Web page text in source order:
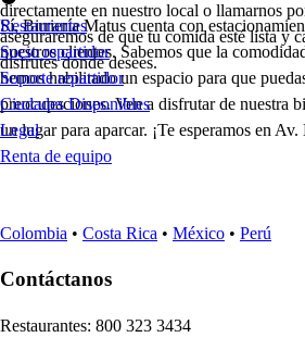
directamente en nuestro local o llamarnos
aseguraremos de que tu comida esté lista y
disfrutes donde desees.
Sí, Birriería Matus cuenta con
nuestros clientes. Sabemos que la
hemos habilitado un espacio para que
preocupaciones. Ven a disfrutar de nuestra
un lugar para aparcar. ¡Te esperamos en
Restaurantes
Socio repartidor
Soporte repartidor
Ciudades Disponibles
Legal
Renta de equipo
Colombia • Costa Rica • México • Perú
Contáctanos
Restaurantes: 800 323 3434